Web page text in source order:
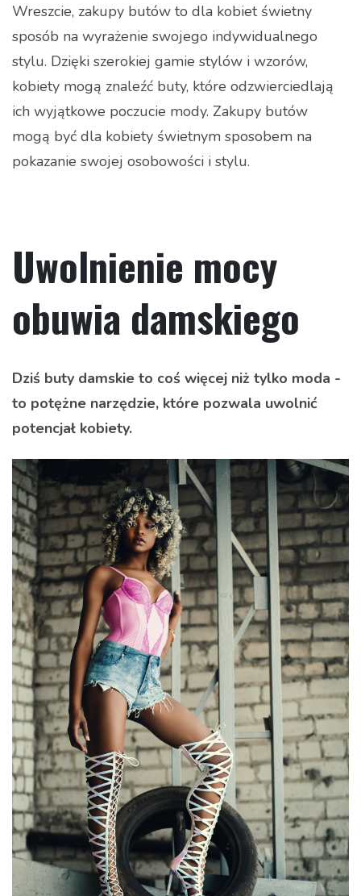
Wreszcie, zakupy butów to dla kobiet świetny
sposób na wyrażenie swojego indywidualnego
stylu. Dzięki szerokiej gamie stylów i wzorów,
kobiety mogą znaleźć buty, które odzwierciedlają
ich wyjątkowe poczucie mody. Zakupy butów
mogą być dla kobiety świetnym sposobem na
pokazanie swojej osobowości i stylu.
Uwolnienie mocy
obuwia damskiego
Dziś buty damskie to coś więcej niż tylko moda -
to potężne narzędzie, które pozwala uwolnić
potencjał kobiety.